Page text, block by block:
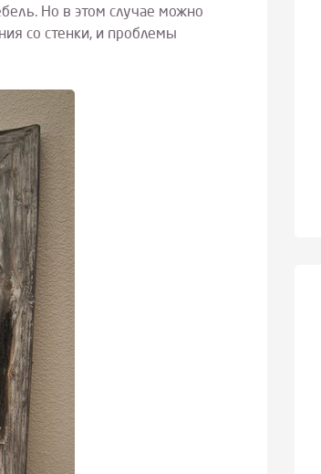
Но в этом случае можно
со стенки, и проблемы